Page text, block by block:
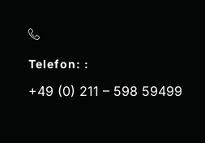
Telefon: :
+49 (0) 211 – 598 59499